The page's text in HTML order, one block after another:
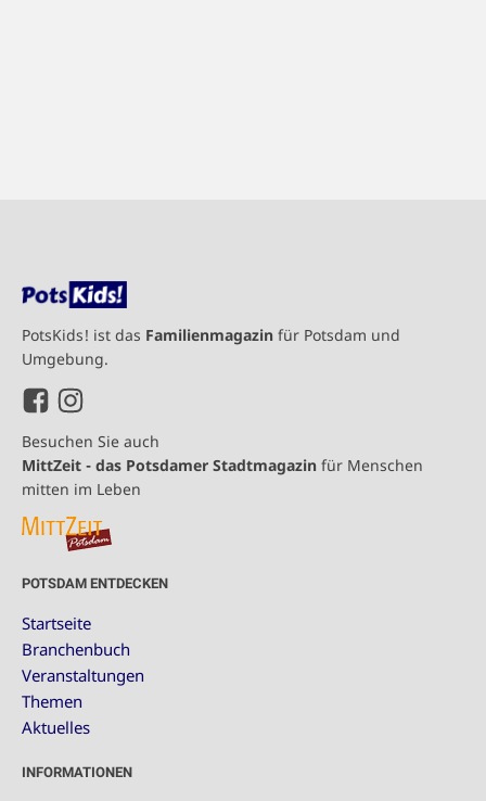
PotsKids! ist das Familienmagazin für Potsdam und
Umgebung.
Besuchen Sie auch
MittZeit - das Potsdamer Stadtmagazin für Menschen
mitten im Leben
POTSDAM ENTDECKEN
Startseite
Branchenbuch
Veranstaltungen
Themen
Aktuelles
INFORMATIONEN